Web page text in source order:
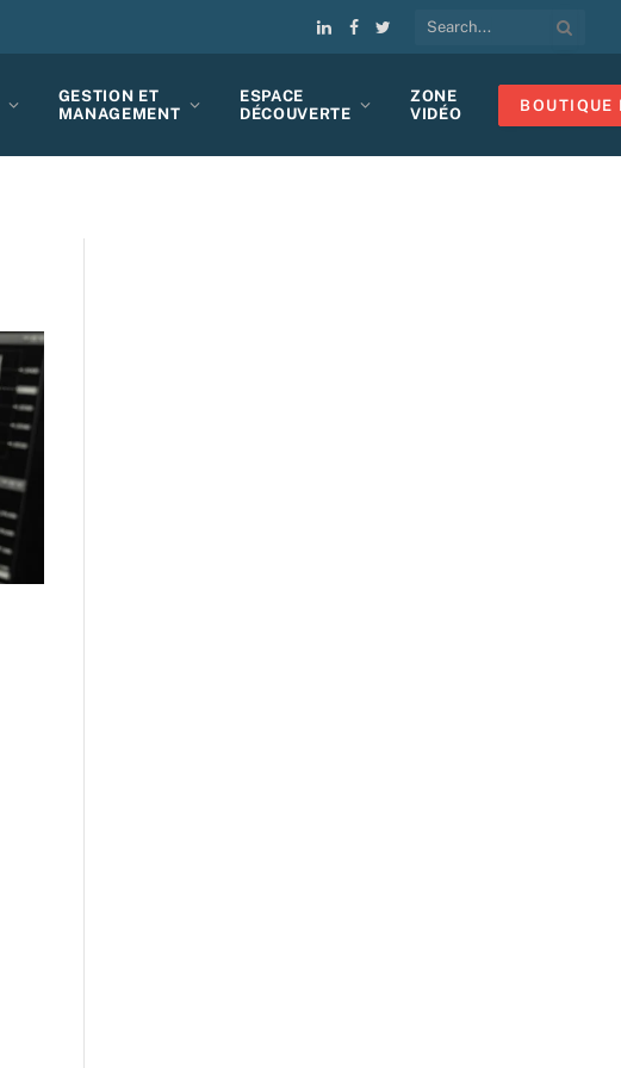
LinkedIn
Facebook
Twitter
GESTION ET
MANAGEMENT
ESPACE
DÉCOUVERTE
ZONE
VIDÉO
BOUTIQUE